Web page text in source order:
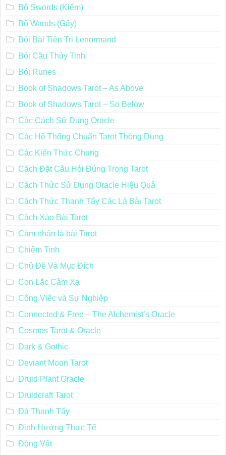
Bộ Swords (Kiếm)
Bộ Wands (Gậy)
Bói Bài Tiên Tri Lenormand
Bói Cầu Thủy Tinh
Bói Runes
Book of Shadows Tarot – As Above
Book of Shadows Tarot – So Below
Các Cách Sử Dụng Oracle
Các Hệ Thống Chuẩn Tarot Thông Dụng
Các Kiến Thức Chung
Cách Đặt Câu Hỏi Đúng Trong Tarot
Cách Thức Sử Dụng Oracle Hiệu Quả
Cách Thức Thanh Tẩy Các Lá Bài Tarot
Cách Xào Bài Tarot
Cảm nhận lá bài Tarot
Chiêm Tinh
Chủ Đề Và Mục Đích
Con Lắc Cảm Xạ
Công Việc và Sự Nghiệp
Connected & Free – The Alchemist’s Oracle
Cosmos Tarot & Oracle
Dark & Gothic
Deviant Moon Tarot
Druid Plant Oracle
Druidcraft Tarot
Đá Thanh Tẩy
Định Hướng Thực Tế
Động Vật